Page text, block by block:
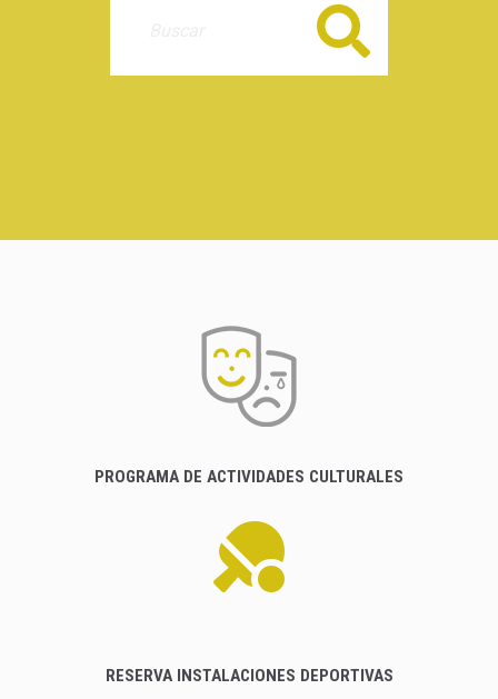
Buscar
PROGRAMA DE ACTIVIDADES CULTURALES
RESERVA INSTALACIONES DEPORTIVAS